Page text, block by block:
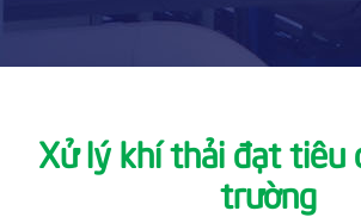
Xử lý khí thải đạt tiêu
trường